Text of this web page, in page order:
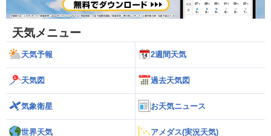
天気メニュー
天気予報 2週間天気
天気図 過去天気図
気象衛星 お天気ニュース
世界天気 アメダス(実況天気)